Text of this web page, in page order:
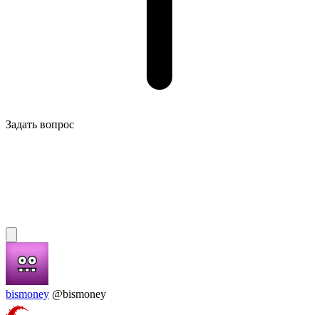
Задать вопрос
bismoney @bismoney